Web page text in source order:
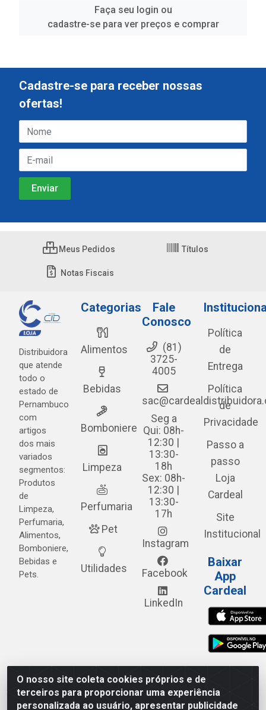
Faça seu login ou
cadastre-se para ver preços e comprar
O nosso site coleta cookies próprios e de
terceiros para proporcionar uma experiência
personalizada ao usuário, apresentar publicidade
Cadastre-se para receber nossas
ofertas!
Meus Pedidos Títulos
Notas Fiscais
Distribuidora
que atende
todo o
estado de
Pernambuco
com
artigos
dos mais
variados
segmentos:
Produtos
de
Limpeza,
Perfumaria,
Alimentos,
Bomboniere,
Bebidas e
Pets.
Categorias
Alimentos
Bebidas
Bomboniere
Limpeza
Perfumaria
Pet
Utilidades
Fale
Conosco
(81)
3725-
4005
Seg a
Qui: 08h-
12:30 |
13:30-
18h
Sex: 08h-
12:30 |
13:30-
17h
Instagram
Facebook
LinkedIn
Política
de
Entrega
Política
de
Privacidade
Passo a
passo
Loja
Cardeal
Site
Institucional
Baixar
App
Cardeal
Cardeal Distribuidora - Estrada Alto do Moura, 582 - Alto
do Moura - Caruaru/PE - CEP 55.040-120 - CNPJ